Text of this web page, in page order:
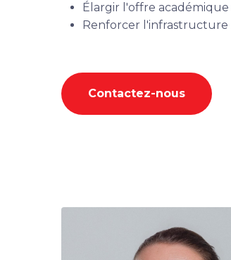
Élargir l'offre
Renforcer l'infrastructure
Contactez-nous